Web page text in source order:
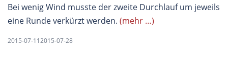
Bei wenig Wind musste der zweite Durchlauf um jeweils
eine Runde verkürzt werden. (mehr …)
2015-07-112015-07-28